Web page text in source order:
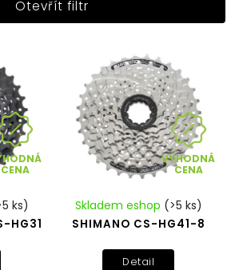
Otevřít filtr
CENA
HG31
ks)
VÝHODNÁ
CENA
SHIMANO CS-HG41-8
Skladem eshop (>5 ks)
Detail